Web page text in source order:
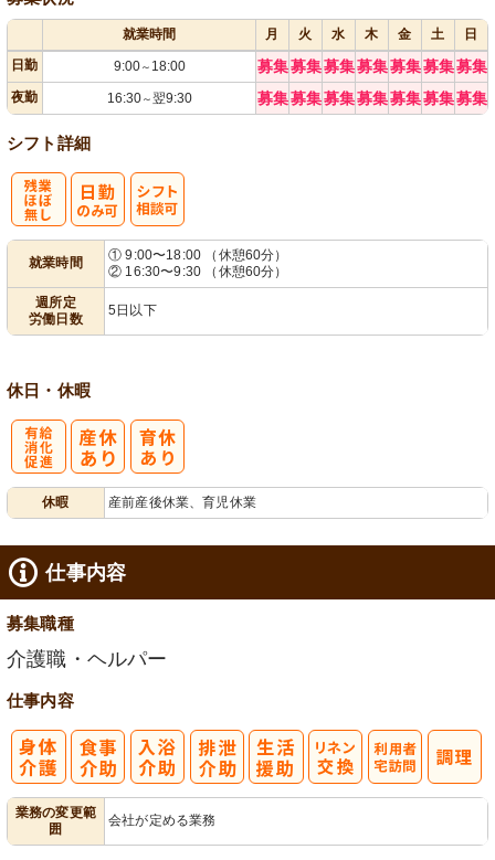
就業時間 月 火 水 木 金 土
日
日勤
9:00～ 18:00 募集募集募集募集募集募集募集
夜勤 16:30～翌9:30 募集募集募集募集募集募集募集
シフト詳細
就業時間
① 9:00〜18:00 （休憩60分）
② 16:30〜9:30 （休憩60分）
週所定
労働日数
5日以下
休日・休暇
休暇 産前産後休業、育児休業
仕事内容
募集職種
介護職・ヘルパー
仕事内容
業務の変更範
囲
会社が定める業務